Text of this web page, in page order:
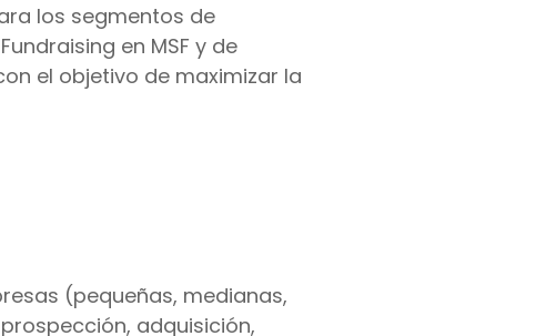
los segmentos de
en MSF y de
el objetivo de maximizar la
(pequeñas, medianas,
adquisición,